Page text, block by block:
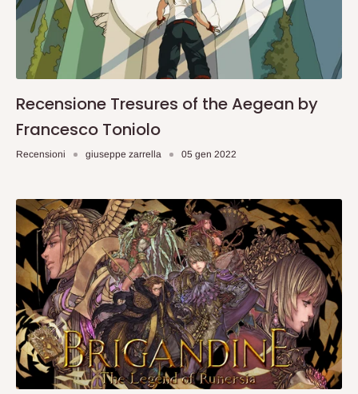
Recensione Tresures of the Aegean by
Francesco Toniolo
Recensioni giuseppe zarrella 05 gen 2022